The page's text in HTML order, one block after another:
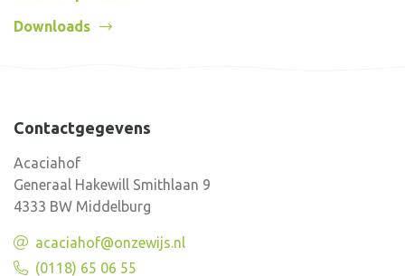
Downloads
Contactgegevens
Acaciahof
Generaal Hakewill Smithlaan 9
4333 BW Middelburg
acaciahof@onzewijs.nl
(0118) 65 06 55